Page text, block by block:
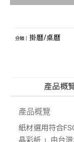
分類｜ 掛曆/桌曆
產品概
產品概覽
紙材選用符合
晶彩紙 」由台